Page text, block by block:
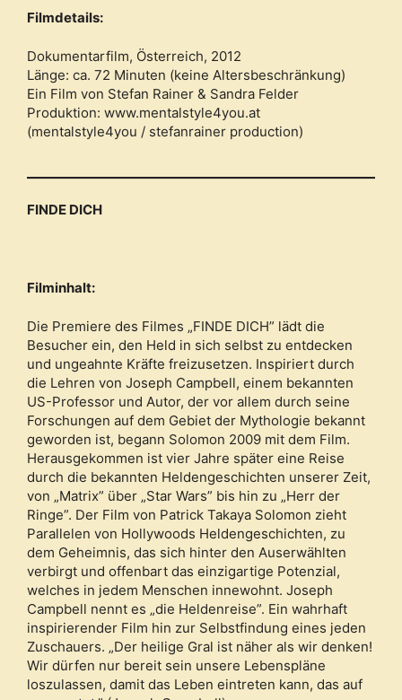
Filmdetails:
Dokumentarfilm, Österreich, 2012
Länge: ca. 72 Minuten (keine Altersbeschränkung)
Ein Film von Stefan Rainer & Sandra Felder
Produktion: www.mentalstyle4you.at
(mentalstyle4you / stefanrainer production)
FINDE DICH
Filminhalt:
Die Premiere des Filmes „FINDE DICH” lädt die
Besucher ein, den Held in sich selbst zu entdecken
und ungeahnte Kräfte freizusetzen. Inspiriert durch
die Lehren von Joseph Campbell, einem bekannten
US-Professor und Autor, der vor allem durch seine
Forschungen auf dem Gebiet der Mythologie bekannt
geworden ist, begann Solomon 2009 mit dem Film.
Herausgekommen ist vier Jahre später eine Reise
durch die bekannten Heldengeschichten unserer Zeit,
von „Matrix” über „Star Wars” bis hin zu „Herr der
Ringe”. Der Film von Patrick Takaya Solomon zieht
Parallelen von Hollywoods Heldengeschichten, zu
dem Geheimnis, das sich hinter den Auserwählten
verbirgt und offenbart das einzigartige Potenzial,
welches in jedem Menschen innewohnt. Joseph
Campbell nennt es „die Heldenreise”. Ein wahrhaft
inspirierender Film hin zur Selbstfindung eines jeden
Zuschauers. „Der heilige Gral ist näher als wir denken!
Wir dürfen nur bereit sein unsere Lebenspläne
loszulassen, damit das Leben eintreten kann, das auf